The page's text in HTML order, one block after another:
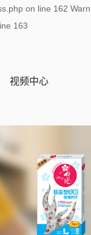
on line 162
163
视频中心